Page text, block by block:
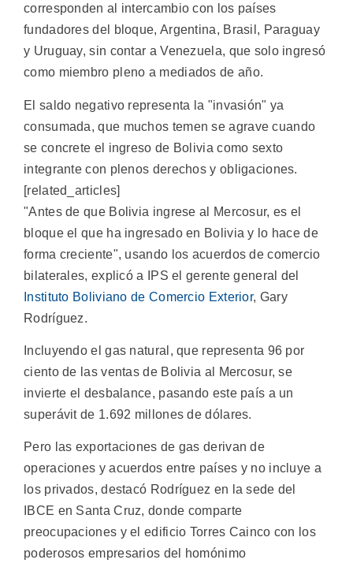
corresponden al intercambio con los países
fundadores del bloque, Argentina, Brasil, Paraguay
y Uruguay, sin contar a Venezuela, que solo ingresó
como miembro pleno a mediados de año.
El saldo negativo representa la "invasión" ya
consumada, que muchos temen se agrave cuando
se concrete el ingreso de Bolivia como sexto
integrante con plenos derechos y obligaciones.
[related_articles]
"Antes de que Bolivia ingrese al Mercosur, es el
bloque el que ha ingresado en Bolivia y lo hace de
forma creciente", usando los acuerdos de comercio
bilaterales, explicó a IPS el gerente general del
Instituto Boliviano de Comercio Exterior, Gary
Rodríguez.
Incluyendo el gas natural, que representa 96 por
ciento de las ventas de Bolivia al Mercosur, se
invierte el desbalance, pasando este país a un
superávit de 1.692 millones de dólares.
Pero las exportaciones de gas derivan de
operaciones y acuerdos entre países y no incluye a
los privados, destacó Rodríguez en la sede del
IBCE en Santa Cruz, donde comparte
preocupaciones y el edificio Torres Cainco con los
poderosos empresarios del homónimo